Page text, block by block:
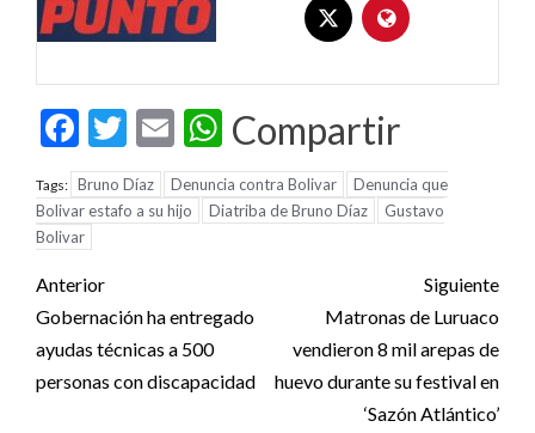
Facebook
Twitter
EmailWhatsApp
Compartir
Tags: Bruno Díaz Denuncia contra Bolivar
Denuncia que
Bolivar estafo a su hijo
Diatriba de Bruno Díaz
Gustavo
Bolivar
Post
navigation
Anterior
Gobernación ha entregado
ayudas técnicas a 500
personas con discapacidad
Siguiente
Matronas de Luruaco
vendieron 8 mil arepas de
huevo durante su festival en
‘Sazón Atlántico’